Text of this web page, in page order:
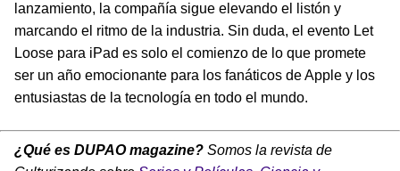
lanzamiento, la compañía sigue elevando el listón y
marcando el ritmo de la industria. Sin duda, el evento Let
Loose para iPad es solo el comienzo de lo que promete
ser un año emocionante para los fanáticos de Apple y los
entusiastas de la tecnología en todo el mundo.
¿Qué es DUPAO magazine? Somos la revista de